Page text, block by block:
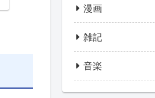
漫画
雑記
音楽